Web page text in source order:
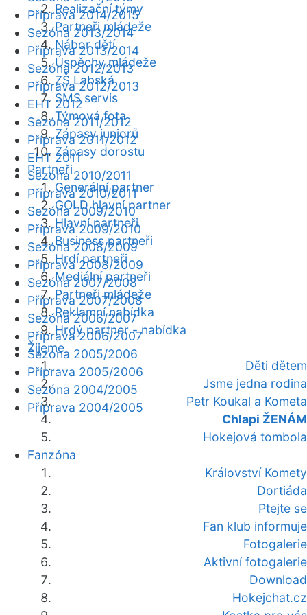
Realizační týmy
Partneři mládeže
Nábor dětí
Úspěchy mládeže
ZŠ Labská
SMS servis
Týmová fota
Zápasy juniorů
Zápasy dorostu
Partneři
Generální partner
GOLD hlavní partner
Hlavní partneři
Business partneři
Hrdí partneři
Mediální partneři
Partneři mládeže
Reklamní nabídka
Hrdý partner - nabídka
Žijeme
Děti dětem
Jsme jedna rodina
Petr Koukal a Kometa
Chlapi ŽENÁM
Hokejová tombola
Fanzóna
Království Komety
Dortiáda
Ptejte se
Fan klub informuje
Fotogalerie
Aktivní fotogalerie
Download
Hokejchat.cz
Příprava 2014/2015
Sezóna 2013/2014
Příprava 2013/2014
Sezóna 2012/2013
Příprava 2012/2013
EHT 2012
Sezóna 2011/2012
Příprava 2011/2012
EHT 2011
Sezóna 2010/2011
Příprava 2010/2011
Sezóna 2009/2010
Příprava 2009/2010
Sezóna 2008/2009
Příprava 2008/2009
Sezóna 2007/2008
Příprava 2007/2008
Sezóna 2006/2007
Příprava 2006/2007
Sezóna 2005/2006
Příprava 2005/2006
Sezóna 2004/2005
Příprava 2004/2005